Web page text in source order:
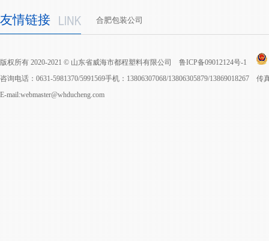
友情链接 合肥包装公司
版权所有 2020-2021 © 山东省威海市都程塑料有限公司 鲁ICP备09012124号-1
咨询电话：0631-5981370/5991569手机：13806307068/13806305879/13869018267
E-mail:webmaster@whducheng.com